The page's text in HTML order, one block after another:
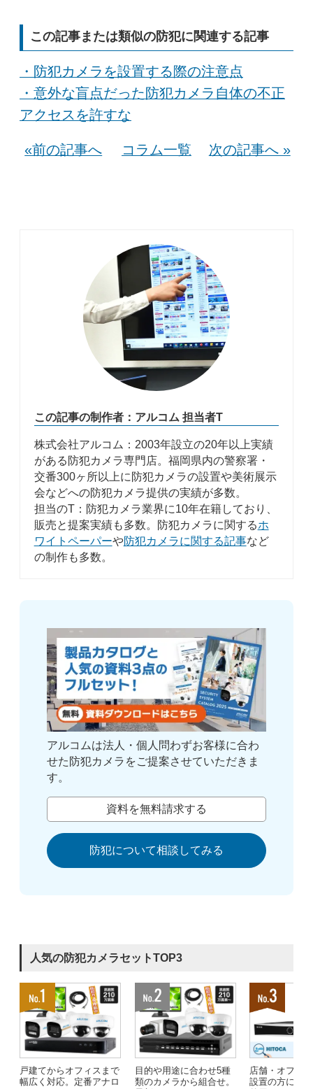
この記事または類似の防犯に関連する記事
・防犯カメラを設置する際の注意点
・意外な盲点だった防犯カメラ自体の不正
アクセスを許すな
«前の記事へ コラム一覧 次の記事へ »
この記事の制作者：アルコム 担当者T
株式会社アルコム：2003年設立の20年以上実績
がある防犯カメラ専門店。福岡県内の警察署・
交番300ヶ所以上に防犯カメラの設置や美術展示
会などへの防犯カメラ提供の実績が多数。
担当のT：防犯カメラ業界に10年在籍しており、
販売と提案実績も多数。防犯カメラに関するホ
ワイトペーパーや防犯カメラに関する記事など
の制作も多数。
アルコムは法人・個人問わずお客様に合わ
せた防犯カメラをご提案させていただきま
す。
資料を無料請求する
防犯について相談してみる
人気の防犯カメラセットTOP3
戸建てからオフィスまで
幅広く対応。定番アナロ
目的や用途に合わせ5種
類のカメラから組合せ。
店舗・オフィ
設置の方にお